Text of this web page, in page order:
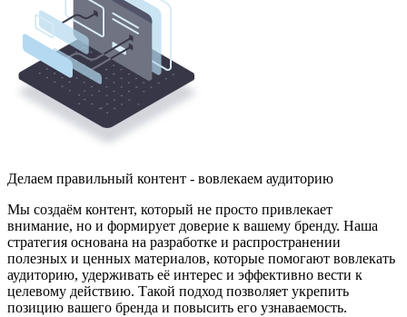
Делаем правильный контент - вовлекаем аудиторию
Мы создаём контент, который не просто привлекает
внимание, но и формирует доверие к вашему бренду. Наша
стратегия основана на разработке и распространении
полезных и ценных материалов, которые помогают вовлекать
аудиторию, удерживать её интерес и эффективно вести к
целевому действию. Такой подход позволяет укрепить
позицию вашего бренда и повысить его узнаваемость.